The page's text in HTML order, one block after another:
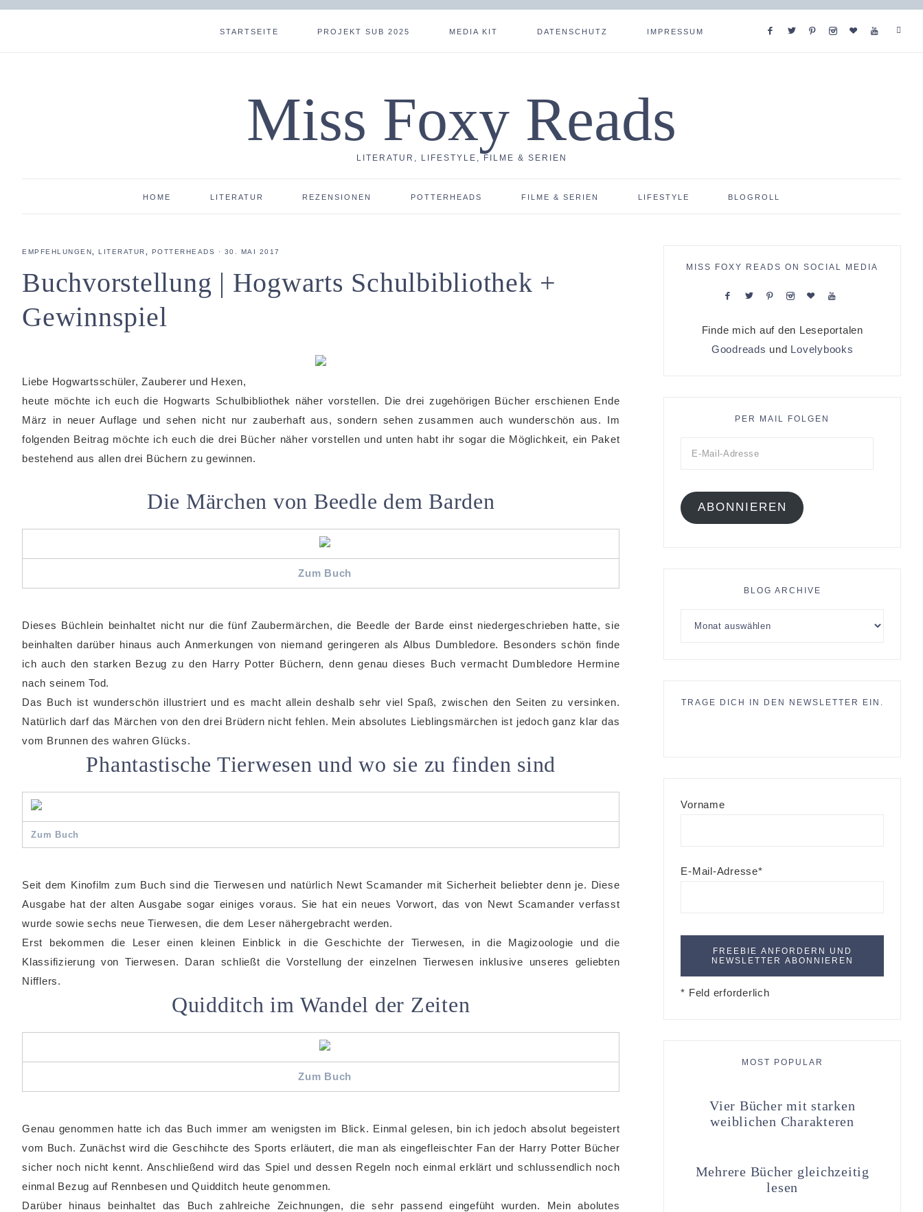
STARTSEITE PROJEKT SUB 2025 MEDIA KIT DATENSCHUTZ IMPRESSUM
Miss Foxy Reads
LITERATUR, LIFESTYLE, FILME & SERIEN
HOME LITERATUR REZENSIONEN POTTERHEADS FILME & SERIEN LIFESTYLE BLOGROLL
EMPFEHLUNGEN LITERATUR POTTERHEADS · 30. MAI 2017
Buchvorstellung | Hogwarts Schulbibliothek +
Gewinnspiel
Liebe Hogwartsschüler, Zauberer und Hexen,
heute möchte ich euch die Hogwarts Schulbibliothek näher vorstellen. Die drei zugehörigen Bücher erschienen Ende
März in neuer Auflage und sehen nicht nur zauberhaft aus, sondern sehen zusammen auch wunderschön aus. Im
folgenden Beitrag möchte ich euch die drei Bücher näher vorstellen und unten habt ihr sogar die Möglichkeit, ein Paket
bestehend aus allen drei Büchern zu gewinnen.
Die Märchen von Beedle dem Barden
Zum Buch
Dieses Büchlein beinhaltet nicht nur die fünf Zaubermärchen, die Beedle der Barde einst niedergeschrieben hatte, sie
beinhalten darüber hinaus auch Anmerkungen von niemand geringeren als Albus Dumbledore. Besonders schön finde
ich auch den starken Bezug zu den Harry Potter Büchern, denn genau dieses Buch vermacht Dumbledore Hermine
nach seinem Tod.
Das Buch ist wunderschön illustriert und es macht allein deshalb sehr viel Spaß, zwischen den Seiten zu versinken.
Natürlich darf das Märchen von den drei Brüdern nicht fehlen. Mein absolutes Lieblingsmärchen ist jedoch ganz klar das
vom Brunnen des wahren Glücks.
Phantastische Tierwesen und wo sie zu finden sind
Zum Buch
Seit dem Kinofilm zum Buch sind die Tierwesen und natürlich Newt Scamander mit Sicherheit beliebter denn je. Diese
Ausgabe hat der alten Ausgabe sogar einiges voraus. Sie hat ein neues Vorwort, das von Newt Scamander verfasst
wurde sowie sechs neue Tierwesen, die dem Leser nähergebracht werden.
Erst bekommen die Leser einen kleinen Einblick in die Geschichte der Tierwesen, in die Magizoologie und die
Klassifizierung von Tierwesen. Daran schließt die Vorstellung der einzelnen Tierwesen inklusive unseres geliebten
Nifflers.
Quidditch im Wandel der Zeiten
Zum Buch
Genau genommen hatte ich das Buch immer am wenigsten im Blick. Einmal gelesen, bin ich jedoch absolut begeistert
vom Buch. Zunächst wird die Geschihcte des Sports erläutert, die man als eingefleischter Fan der Harry Potter Bücher
sicher noch nicht kennt. Anschließend wird das Spiel und dessen Regeln noch einmal erklärt und schlussendlich noch
einmal Bezug auf Rennbesen und Quidditch heute genommen.
Darüber hinaus beinhaltet das Buch zahlreiche Zeichnungen, die sehr passend eingefüht wurden. Mein abolutes
MISS FOXY READS ON SOCIAL MEDIA
Finde mich auf den Leseportalen
Goodreads und Lovelybooks
PER MAIL FOLGEN
ABONNIEREN
BLOG ARCHIVE
TRAGE DICH IN DEN NEWSLETTER EIN.
Vorname
E-Mail-Adresse*
* Feld erforderlich
MOST POPULAR
Vier Bücher mit starken
weiblichen Charakteren
Mehrere Bücher gleichzeitig
lesen